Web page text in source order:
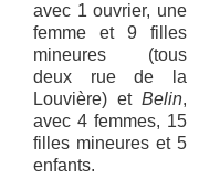
avec 1 ouvrier, une
femme et 9 filles
mineures (tous
deux rue de la
Louvière) et Belin,
avec 4 femmes, 15
filles mineures et 5
enfants.